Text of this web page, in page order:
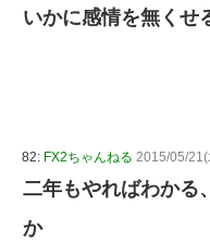
いかに感情を無くせ
82: FX2ちゃんねる 2015/05/
二年もやればわかる
か